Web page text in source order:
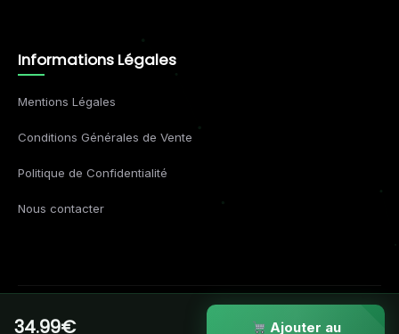
34.99€ Ajouter au
Informations Légales
Mentions Légales
Conditions Générales de Vente
Politique de Confidentialité
Nous contacter
© 2026 Formations Business. Tous droits réservés.